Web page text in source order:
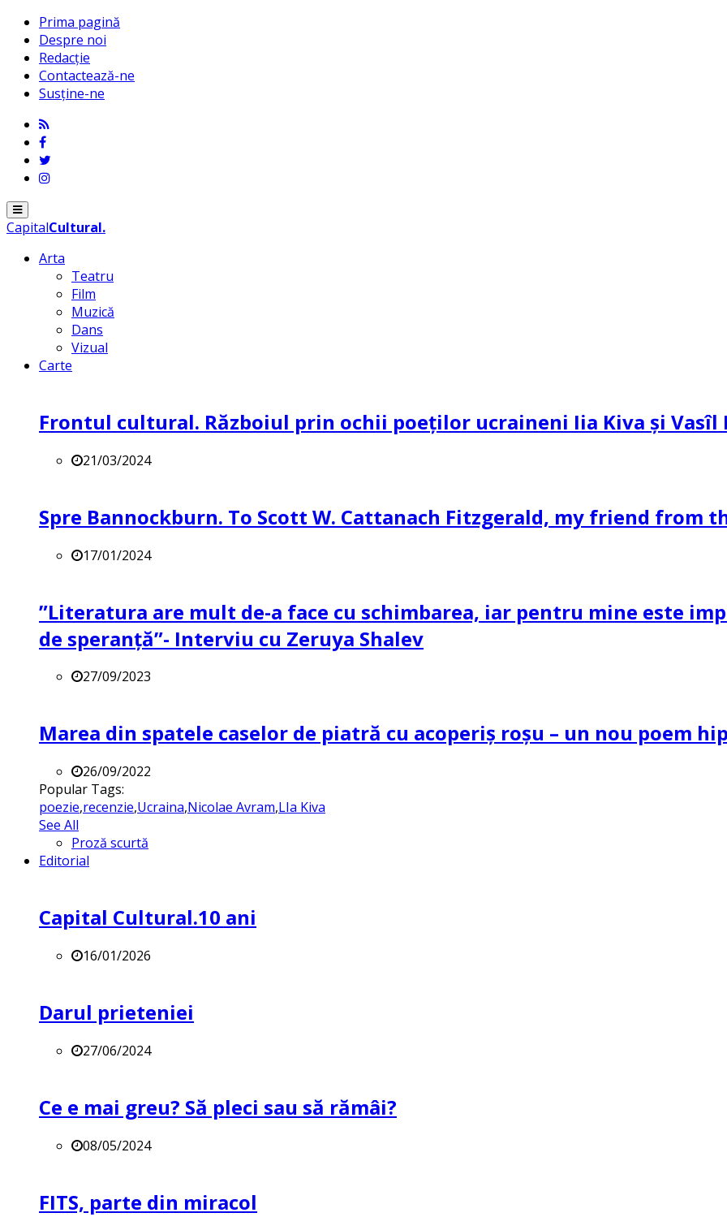
Prima pagină
Despre noi
Redacție
Contactează-ne
Susține-ne
Menu
CapitalCultural.
Arta
Teatru
Film
Muzică
Dans
Vizual
Carte
Frontul cultural. Războiul prin ochii poeților ucraineni Iia Kiva și Vasîl
21/03/2024
Spre Bannockburn. To Scott W. Cattanach Fitzgerald, my friend from
17/01/2024
”Literatura are mult de-a face cu schimbarea, iar pentru mine este
de speranță”- Interviu cu Zeruya Shalev
27/09/2023
Marea din spatele caselor de piatră cu acoperiș roșu – un nou poem
26/09/2022
Popular Tags:
poezie,recenzie,Ucraina,Nicolae Avram,LIa Kiva
See All
Proză scurtă
Editorial
Capital Cultural.10 ani
16/01/2026
Darul prieteniei
27/06/2024
Ce e mai greu? Să pleci sau să rămâi?
08/05/2024
FITS, parte din miracol